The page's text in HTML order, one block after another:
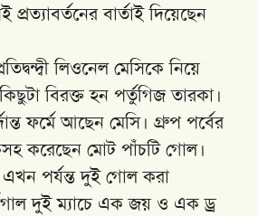
বার্তাই দিয়েছেন
লিওনেল মেসিকে নিয়ে
কিছুটা বিরক্ত হন পর্তুগিজ তারকা।
ফর্মে আছেন মেসি। গ্রুপ পর্বের
করেছেন মোট পাঁচটি গোল।
এখন পর্যন্ত দুই গোল করা
দুই ম্যাচে এক জয় ও এক ড্র